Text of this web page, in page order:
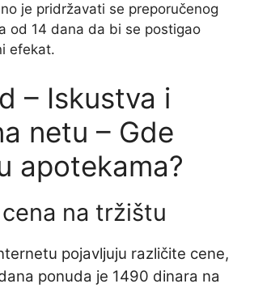
je pridržavati se preporučenog
od 14 dana da bi se postigao
efekat.
– Iskustva i
netu – Gde
apotekama?
na tržištu
pojavljuju različite cene,
ponuda je 1490 dinara na